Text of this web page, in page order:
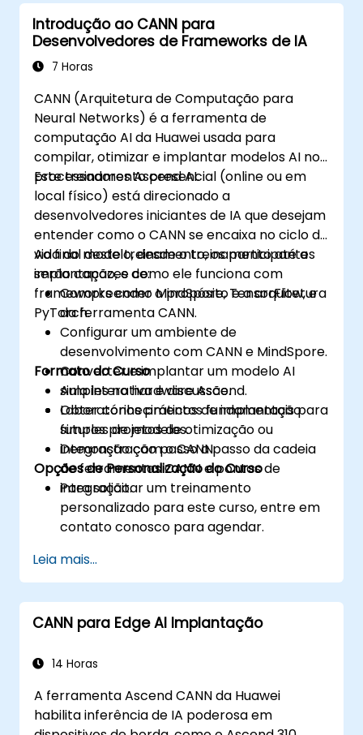
Introdução ao CANN para
Desenvolvedores de Frameworks de IA
7 Horas
CANN (Arquitetura de Computação para
Neural Networks) é a ferramenta de
computação AI da Huawei usada para
compilar, otimizar e implantar modelos AI nos
processadores Ascend AI.
Este treinamento presencial (online ou em
local físico) está direcionado a
desenvolvedores iniciantes de IA que desejam
entender como o CANN se encaixa no ciclo de
vida do modelo, desde o treinamento até a
implantação, e como ele funciona com
frameworks como MindSpore, TensorFlow, e
PyTorch.
Ao final deste treinamento, os participantes
serão capazes de:
Compreender o propósito e a arquitetura
da ferramenta CANN.
Configurar um ambiente de
desenvolvimento com CANN e MindSpore.
Converter e implantar um modelo AI
simples no hardware Ascend.
Obter conhecimentos fundamentais para
futuros projetos de otimização ou
integração com o CANN.
Formato do Curso
Aula interativa e discussão.
Laboratórios práticos de implantação
simples de modelos.
Demonstração passo a passo da cadeia
de ferramentas CANN e pontos de
integração.
Opções de Personalização do Curso
Para solicitar um treinamento
personalizado para este curso, entre em
contato conosco para agendar.
Leia mais...
CANN para Edge AI Implantação
14 Horas
A ferramenta Ascend CANN da Huawei
habilita inferência de IA poderosa em